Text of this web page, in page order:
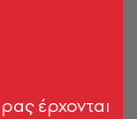
έρχονται